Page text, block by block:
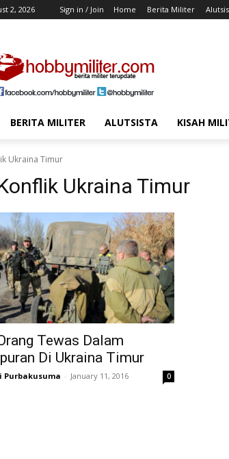
2, 2026 Sign in / Join Home Berita Militer
BERITA MILITER ALUTSISTA KISAH
Ukraina Timur
Ukraina Timur
Tewas Dalam
Di Ukraina Timur
Purbakusuma - January 11, 2016 0